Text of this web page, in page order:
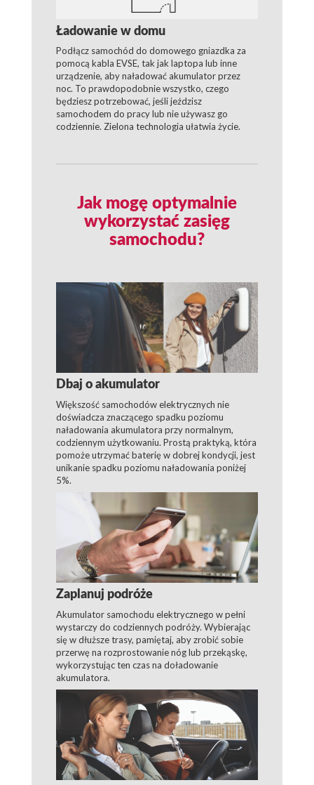
Ładowanie w domu
Podłącz samochód do domowego gniazdka za
pomocą kabla EVSE, tak jak laptopa lub inne
urządzenie, aby naładować akumulator przez
noc. To prawdopodobnie wszystko, czego
będziesz potrzebować, jeśli jeździsz
samochodem do pracy lub nie używasz go
codziennie. Zielona technologia ułatwia życie.
Jak mogę optymalnie
wykorzystać zasięg
samochodu?
Dbaj o akumulator
Większość samochodów elektrycznych nie
doświadcza znaczącego spadku poziomu
naładowania akumulatora przy normalnym,
codziennym użytkowaniu. Prostą praktyką, która
pomoże utrzymać baterię w dobrej kondycji, jest
unikanie spadku poziomu naładowania poniżej
5%.
Zaplanuj podróże
Akumulator samochodu elektrycznego w pełni
wystarczy do codziennych podróży. Wybierając
się w dłuższe trasy, pamiętaj, aby zrobić sobie
przerwę na rozprostowanie nóg lub przekąskę,
wykorzystując ten czas na doładowanie
akumulatora.